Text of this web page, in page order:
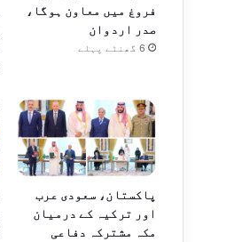
فروغ میں معاون ہوگا،
صدر اردوان
6 گھنٹے پہلے
پاکستان، سعودی عرب
اور ترکیہ کے درمیان
مکہ مشترکہ دفاعی